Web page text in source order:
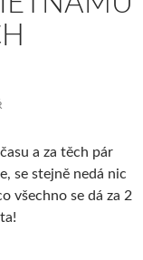
a za těch pár
se stejně nedá nic
všechno se dá za 2
ve dvou týdnech